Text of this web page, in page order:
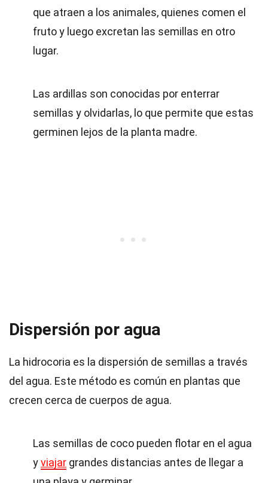
que atraen a los animales, quienes comen el
fruto y luego excretan las semillas en otro
lugar.
Las ardillas son conocidas por enterrar
semillas y olvidarlas, lo que permite que estas
germinen lejos de la planta madre.
Dispersión por agua
La hidrocoria es la dispersión de semillas a través
del agua. Este método es común en plantas que
crecen cerca de cuerpos de agua.
Las semillas de coco pueden flotar en el agua
yviajar grandes distancias antes de llegar a